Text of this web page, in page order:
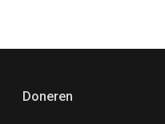
Doneren